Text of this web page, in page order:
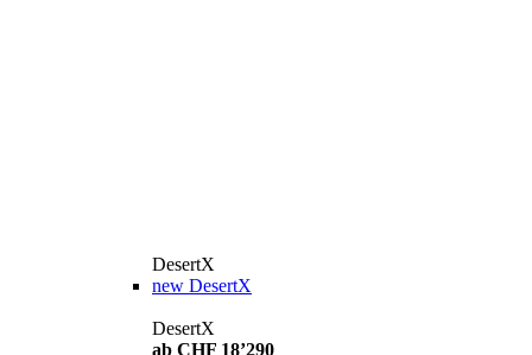
DesertX
new DesertX
DesertX
ab CHF 18’290